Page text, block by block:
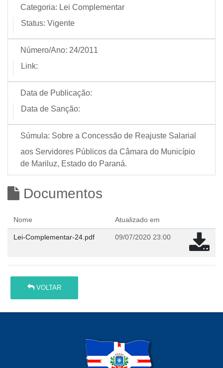
Categoria: Lei Complementar
Status: Vigente
Número/Ano: 24/2011
Link:
Data de Publicação:
Data de Sanção:
Súmula: Sobre a Concessão de Reajuste Salarial
aos Servidores Públicos da Câmara do Município
de Mariluz, Estado do Paraná.
Documentos
Nome Atualizado em
Lei-Complementar-24.pdf 09/07/2020 23:00
VOLTAR